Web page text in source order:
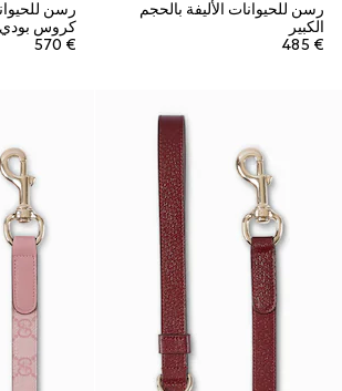
رسن للحيوانات الأليفة بالحجم
الكبير
€ 485
رسن
كروس بودي
€ 570